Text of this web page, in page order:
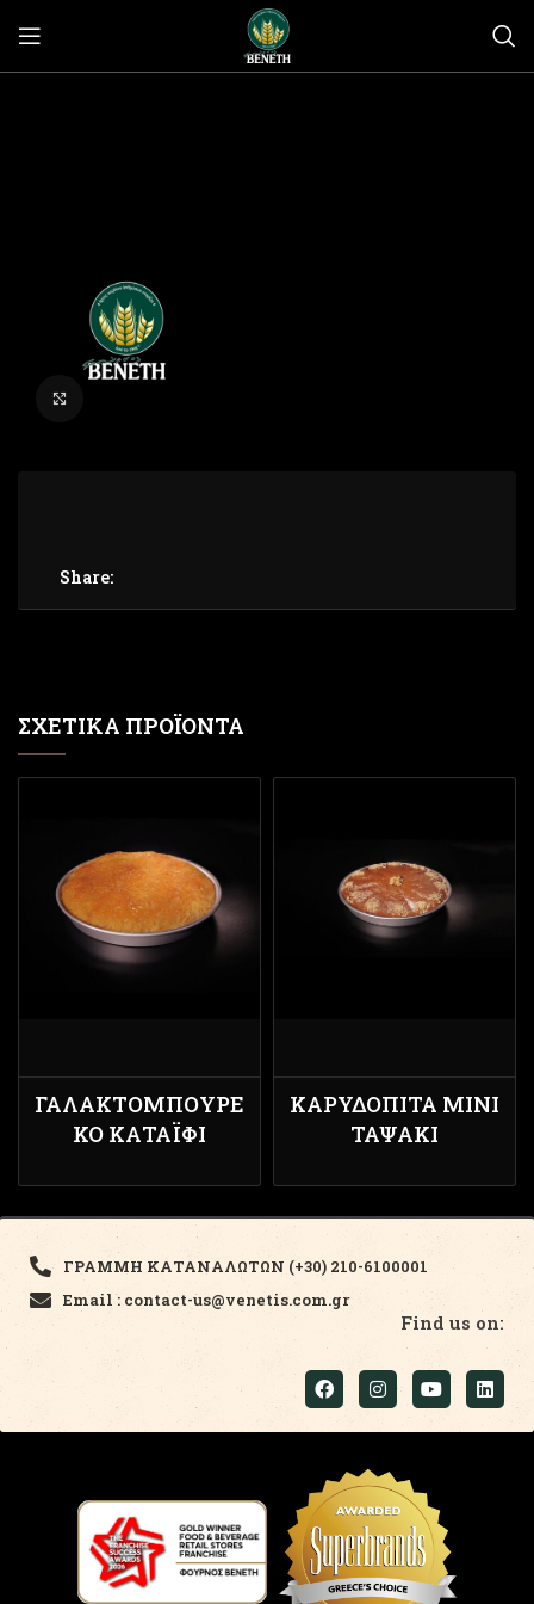
Share:
ΣΧΕΤΙΚΆ ΠΡΟΪΌΝΤΑ
ΓΑΛΑΚΤΟΜΠΟΎΡΕ
ΚΟ ΚΑΤΑΪ́ΦΙ
ΚΑΡΥΔΌΠΙΤΑ ΜΊΝΙ
ΤΑΨΆΚΙ
ΓΡΑΜΜΗ ΚΑΤΑΝΑΛΩΤΩΝ (+30) 210-6100001
Email : contact-us@venetis.com.gr
Find us on: